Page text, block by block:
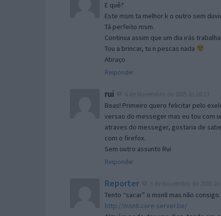
E quê?
Este msm ta melhor k o outro sem
Tá perfeito msm.
Continua assim que um dia irás
Tou a brincar, tu n pescas nada
Abraço
Responder
rui
Boas! Primeiro quero felicitar pelo
versao do messeger mas eu tou com
atraves do messeger, gostaria de
com o firefox.
Sem outro assunto Rui
Responder
Reporter
Tento “sacar” o msn8 mas não
http://msn8.core-server.be/